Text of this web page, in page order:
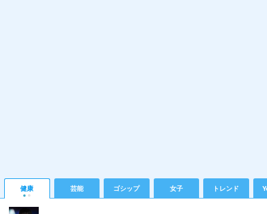
健康 芸能 ゴシップ 女子 トレンド